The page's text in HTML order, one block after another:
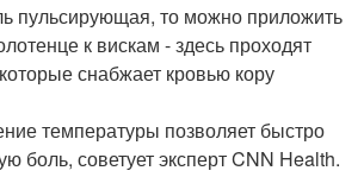
пульсирующая, то можно приложить
к вискам - здесь проходят
снабжает кровью кору
температуры позволяет быстро
боль, советует эксперт CNN Health.